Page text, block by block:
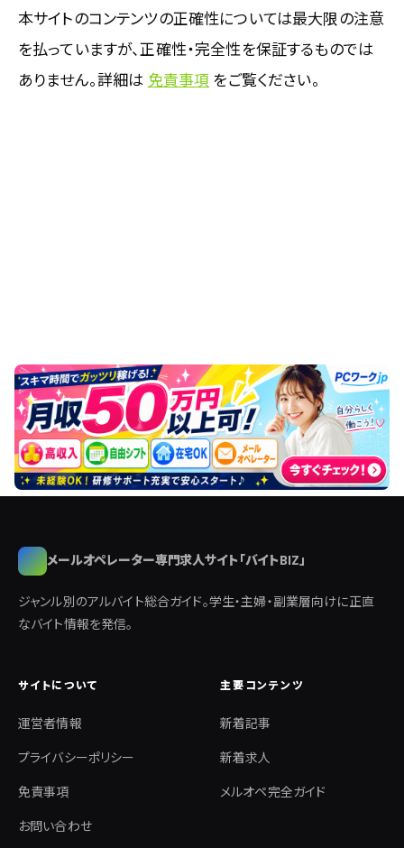
本サイトのコンテンツの正確性については最大限の注意
を払っていますが、正確性・完全性を保証するものでは
ありません。詳細は 免責事項 をご覧ください。
メールオペレーター専門求人サイト「バイトBIZ」
ジャンル別のアルバイト総合ガイド。学生・主婦・副業層向けに正直
なバイト情報を発信。
サイトについて
運営者情報
プライバシーポリシー
免責事項
お問い合わせ
主要コンテンツ
新着記事
新着求人
メルオペ完全ガイド